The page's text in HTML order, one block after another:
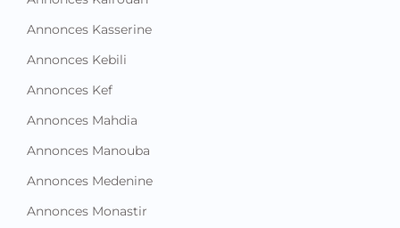
Annonces Kasserine
Annonces Kebili
Annonces Kef
Annonces Mahdia
Annonces Manouba
Annonces Medenine
Annonces Monastir